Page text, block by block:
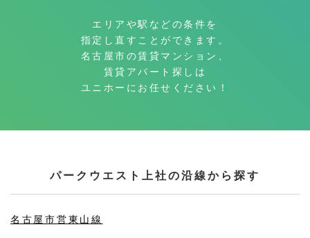
エリアや駅などの条件を
指定し直すことができます。
名古屋市の賃貸マンション、
賃貸アパート探しは
ユニホーにお任せください！
パークウエスト上社の沿線から探す
名古屋市営東山線